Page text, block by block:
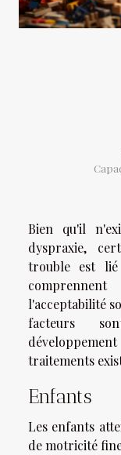
Bien qu'il
dyspraxie,
trouble est lié
l'acceptabilité
facteurs
traitements
Enfants
Les enfants
de motricité